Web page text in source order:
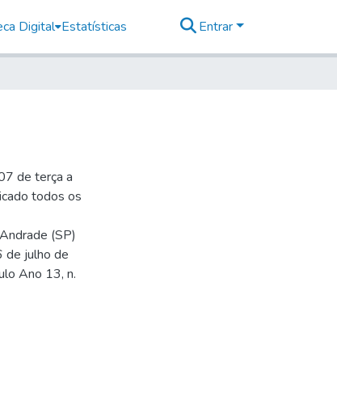
Digital Estatísticas Entrar
de terça a
todos os
(SP)
de julho de
Ano 13, n.